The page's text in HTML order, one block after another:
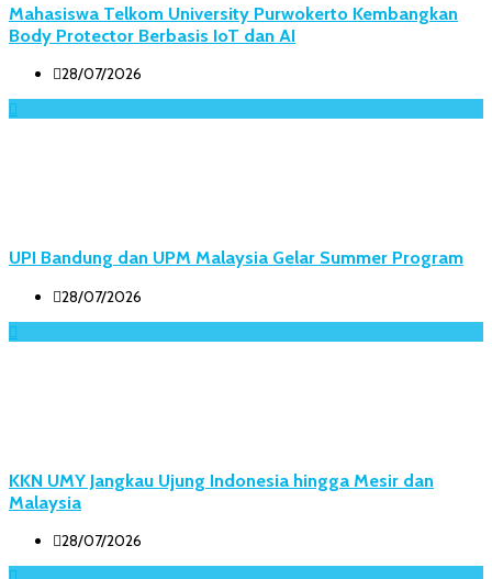
Mahasiswa Telkom University Purwokerto Kembangkan
Body Protector Berbasis IoT dan AI
28/07/2026
UPI Bandung dan UPM Malaysia Gelar Summer Program
28/07/2026
KKN UMY Jangkau Ujung Indonesia hingga Mesir dan
Malaysia
28/07/2026